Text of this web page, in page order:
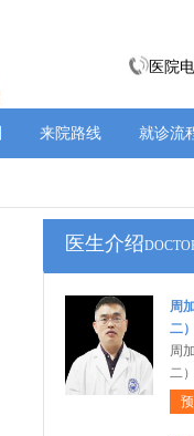
医院
来院路线 就诊流
医生介绍
周
二）
周
二